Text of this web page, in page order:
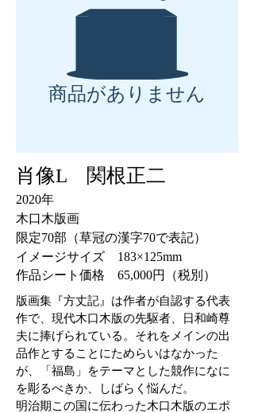
商品がありません
肖像L 関根正二
2020年
木口木版画
限定70部（草冠の漢字70で表記）
イメージサイズ 183×125mm
作品シート価格 65,000円（税別）
版画集『方丈記』は作者が自認する代表
作で、現代木口木版の先駆者、日和崎尊
夫に捧げられている。それをメインの出
品作とすることにためらいはなかった
が、「福島」をテーマとした競作になに
を彫るべきか、しばらく悩んだ。
明治期この国に伝わった木口木版のエポ